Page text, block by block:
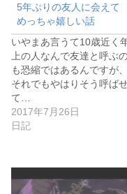
5年ぶりの友人に会えて
めっちゃ嬉しい話
いやまあ言うて10歳近く
上の人なんで友達と呼ぶ
も恐縮ではあるんですが、
それでもやはりそう呼ば
て…
2017年7月26日
日記